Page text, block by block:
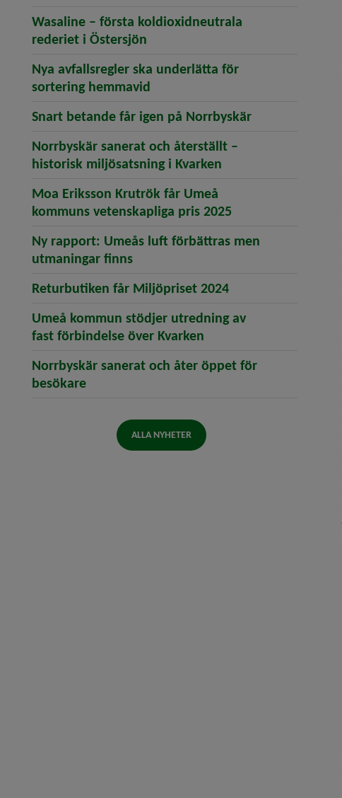
Wasaline – första koldioxidneutrala
rederiet i Östersjön (öppnar artikeln Wasaline –
Nya avfallsregler ska underlätta för
sortering hemmavid (öppnar artikeln Nya
Snart betande får igen på Norrbyskär(öppnar
Norrbyskär sanerat och återställt –
historisk miljösatsning i Kvarken (öppnar artikeln
Moa Eriksson Krutrök får Umeå
kommuns vetenskapliga pris 2025 (öppnar artikeln
Ny rapport: Umeås luft förbättras men
utmaningar finns(öppnar artikeln Ny rapport:
Returbutiken får Miljöpriset 2024(öppnar artikeln
Umeå kommun stödjer utredning av
fast förbindelse över Kvarken (öppnar artikeln
Norrbyskär sanerat och åter öppet för
besökare(öppnar artikeln Norrbyskär sanerat och
ALLA NYHETER